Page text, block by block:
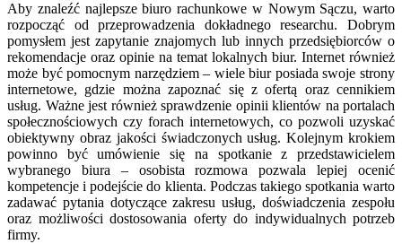
Aby znaleźć najlepsze biuro rachunkowe w Nowym Sączu, warto
rozpocząć od przeprowadzenia dokładnego researchu. Dobrym
pomysłem jest zapytanie znajomych lub innych przedsiębiorców o
rekomendacje oraz opinie na temat lokalnych biur. Internet również
może być pomocnym narzędziem – wiele biur posiada swoje strony
internetowe, gdzie można zapoznać się z ofertą oraz cennikiem
usług. Ważne jest również sprawdzenie opinii klientów na portalach
społecznościowych czy forach internetowych, co pozwoli uzyskać
obiektywny obraz jakości świadczonych usług. Kolejnym krokiem
powinno być umówienie się na spotkanie z przedstawicielem
wybranego biura – osobista rozmowa pozwala lepiej ocenić
kompetencje i podejście do klienta. Podczas takiego spotkania warto
zadawać pytania dotyczące zakresu usług, doświadczenia zespołu
oraz możliwości dostosowania oferty do indywidualnych potrzeb
firmy.